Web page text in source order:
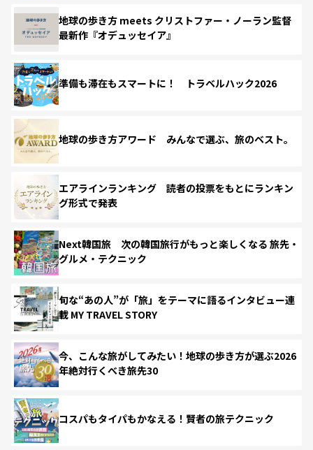
地球の歩き方 meets クリストファー・ノーラン監督
最新作『オデュッセイア』
準備も滞在もスマートに！ トラベルハック2026
地球の歩き方アワード みんなで選ぶ、旅のベスト。
エアラインランキング 読者の投票をもとにランキン
グ形式で発表
Next韓国旅 次の韓国旅行がもっと楽しくなる 旅先・
グルメ・テクニック
旬な“あの人”が「旅」をテーマに語るインタビュー連
載 MY TRAVEL STORY
今、こんな旅がしてみたい！地球の歩き方が選ぶ2026
年絶対行くべき旅先30
コスパもタイパもかなえる！賢者の旅テクニック